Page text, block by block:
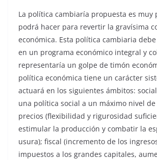
La política cambiaría propuesta es muy
podrá hacer para revertir la gravísima
económica. Esta política cambiaria
en un programa económico integral y
representaría un golpe de timón
política económica tiene un carácter
actuará en los siguientes ámbitos:
una política social a un máximo nivel de
precios (flexibilidad y rigurosidad
estimular la producción y combatir la
usura); fiscal (incremento de los
impuestos a los grandes capitales,